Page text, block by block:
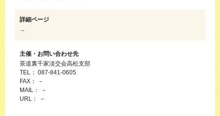
詳細ページ
－
主催・お問い合わせ先
茶道裏千家淡交会高松支部
TEL： 087-841-0605
FAX： －
MAIL： －
URL： －